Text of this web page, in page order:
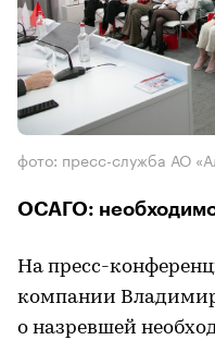
фото: пресс-служба АО
ОСАГО:
На пресс-
компании
о назревшей